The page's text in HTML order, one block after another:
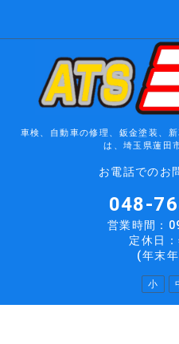
車検、自動車の修理、鈑金塗装、
は、埼玉県蓮田
お電話でのお
048-
営業時間：
定休日
(年末年
小